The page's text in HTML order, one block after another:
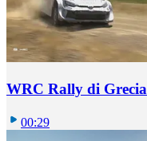
WRC Rally di Grecia
00:29